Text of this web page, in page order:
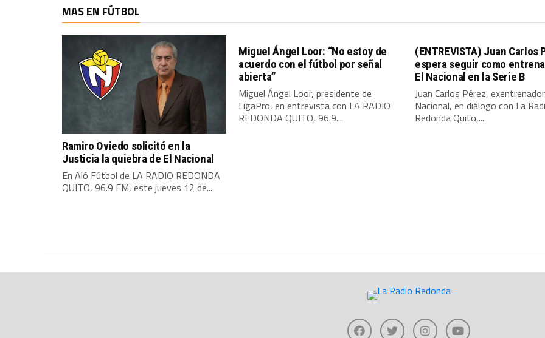
MAS EN FÚTBOL
Ramiro Oviedo solicitó en la
Justicia la quiebra de El Nacional
En Aló Fútbol de LA RADIO REDONDA
QUITO, 96.9 FM, este jueves 12 de...
Miguel Ángel Loor: “No estoy de
acuerdo con el fútbol por señal
abierta”
Miguel Ángel Loor, presidente de
LigaPro, en entrevista con LA RADIO
REDONDA QUITO, 96.9...
(ENTREVISTA) Juan Carlos
espera seguir como
El Nacional en la Serie B
Juan Carlos Pérez,
Nacional, en diálogo con La
Redonda Quito,...